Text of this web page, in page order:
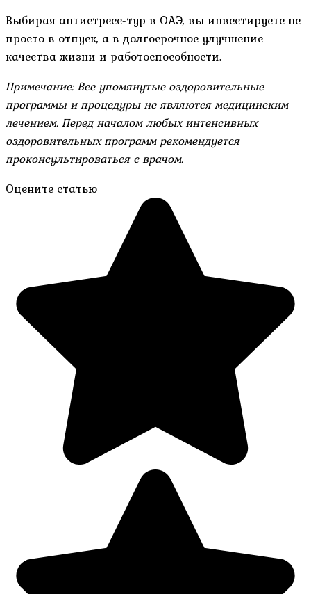
Выбирая антистресс-тур в ОАЭ, вы инвестируете не
просто в отпуск, а в долгосрочное улучшение
качества жизни и работоспособности.
Примечание: Все упомянутые оздоровительные
программы и процедуры не являются медицинским
лечением. Перед началом любых интенсивных
оздоровительных программ рекомендуется
проконсультироваться с врачом.
Оцените статью